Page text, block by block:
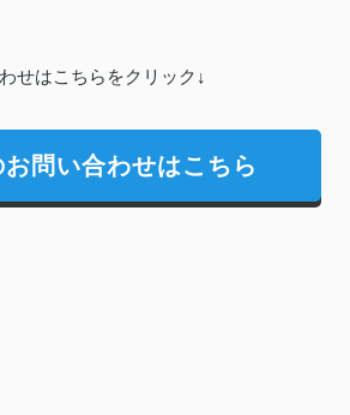
せはこちらをクリック↓
問い合わせはこちら